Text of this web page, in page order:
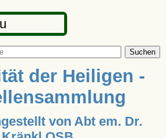
Suchen
der Heiligen -
von Abt em. Dr.